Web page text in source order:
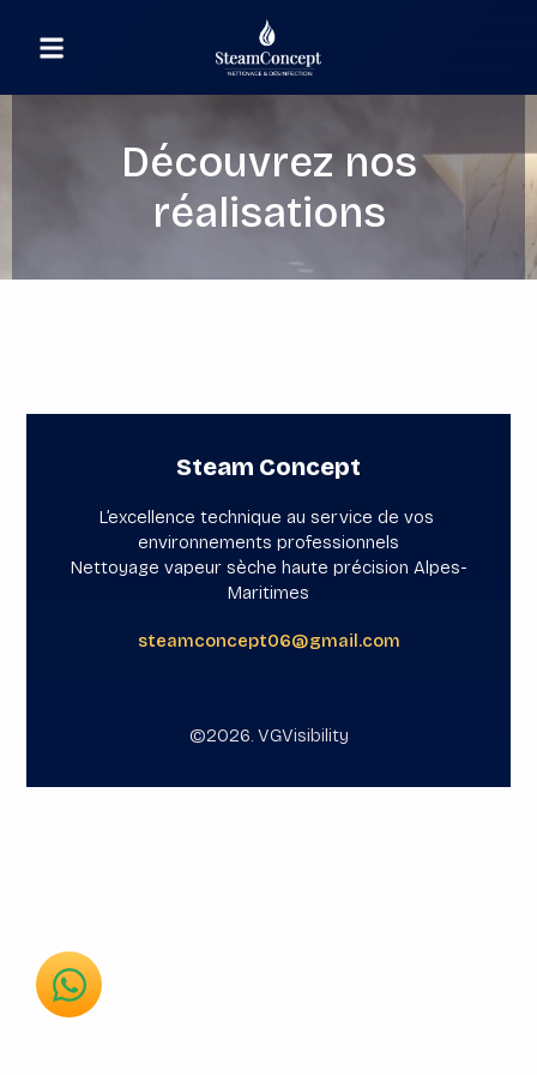
Découvrez nos
réalisations
Steam Concept
L’excellence technique au service de vos
environnements professionnels
Nettoyage vapeur sèche haute précision Alpes-
Maritimes
steamconcept06@gmail.com
©2026. VGVisibility